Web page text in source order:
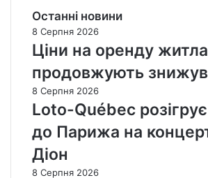
Останні новини
8 Серпня 2026
Ціни на оренду
продовжують
8 Серпня 2026
Loto-Québec
до Парижа на
Діон
8 Серпня 2026